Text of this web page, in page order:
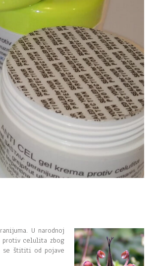
U narodnoj
protiv celulita zbog
se štititi od pojave